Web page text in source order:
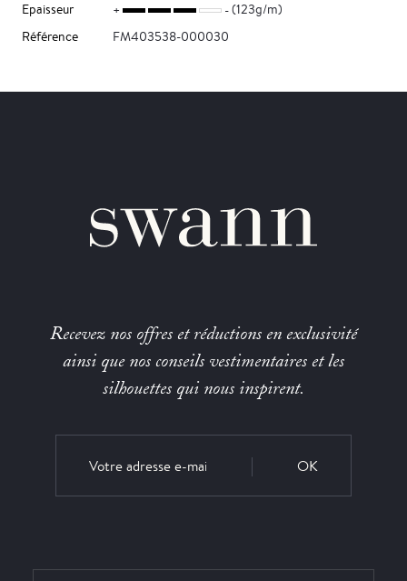
Epaisseur
(123g/m)
Référence
FM403538-000030
Recevez nos offres et réductions en exclusivité
ainsi que nos conseils vestimentaires et les
silhouettes qui nous inspirent.
OK